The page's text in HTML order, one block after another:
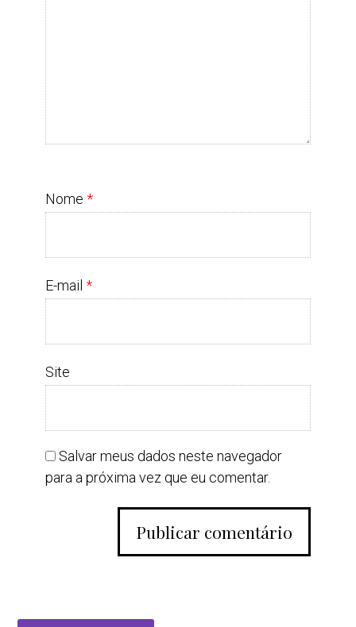
Nome*
E-mail*
Site
Salvar meus dados neste navegador
para a próxima vez que eu comentar.